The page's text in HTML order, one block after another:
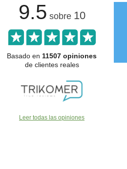
9.5 sobre 10
Basado en11507 opiniones
de clientes reales
Leer todas las opiniones